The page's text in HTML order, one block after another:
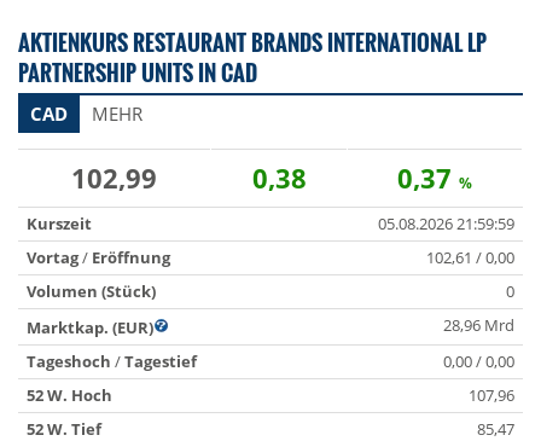
AKTIENKURS RESTAURANT BRANDS INTERNATIONAL LP
PARTNERSHIP UNITS IN CAD
CAD MEHR
102,99 0,38 0,37 %
Kurszeit
05.08.2026 21:59:59
Vortag/ Eröffnung
102,61 / 0,00
Volumen (Stück)
0
Marktkap. (EUR)
28,96 Mrd
Tageshoch /Tagestief
0,00 / 0,00
52 W. Hoch
107,96
52 W. Tief
85,47